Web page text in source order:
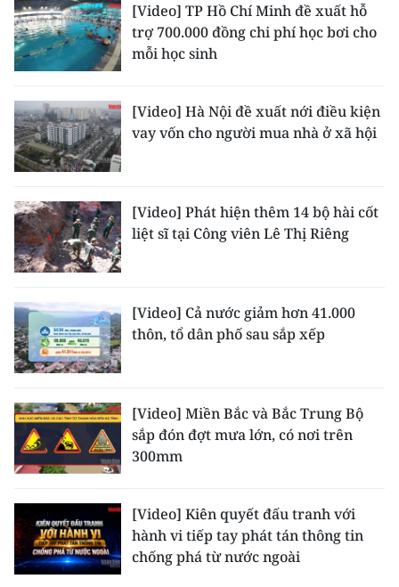
Duyên hải Nam Trung Bộ và Tây
Nguyên
Đông Nam Bộ
Đồng bằng sông Cửu Long
Chuyên trang Hà Nội
CHUYÊN ĐỀ
CÁC CHUYÊN TRANG
VỀ BÁO NHÂN DÂN
THỜI NAY
NHÂN DÂN CUỐI TUẦN
NHÂN DÂN HẰNG THÁNG
ĐỌC BÁO IN
[Video] TP Hồ Chí Minh đề xuất hỗ
trợ 700.000 đồng chi phí học bơi cho
mỗi học sinh
[Video] Hà Nội đề xuất nới điều kiện
vay vốn cho người mua nhà ở xã hội
[Video] Phát hiện thêm 14 bộ hài cốt
liệt sĩ tại Công viên Lê Thị Riêng
[Video] Cả nước giảm hơn 41.000
thôn, tổ dân phố sau sắp xếp
[Video] Miền Bắc và Bắc Trung Bộ
sắp đón đợt mưa lớn, có nơi trên
300mm
[Video] Kiên quyết đấu tranh với
hành vi tiếp tay phát tán thông tin
chống phá từ nước ngoài